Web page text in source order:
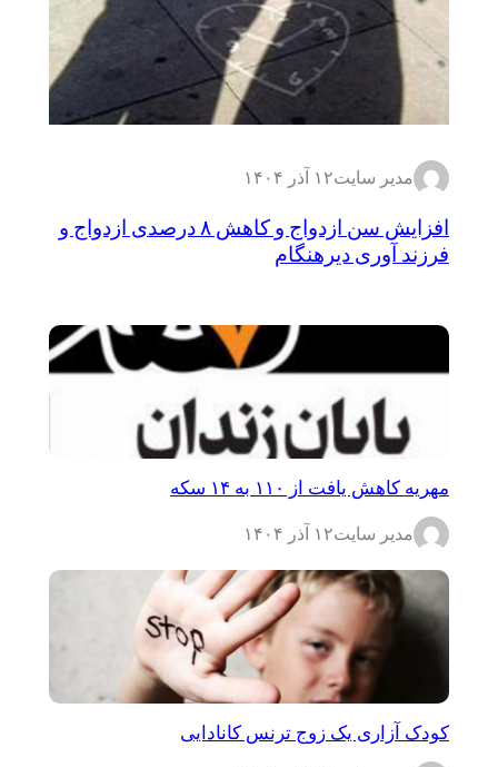
مدیر سایت۱۲ آذر ۱۴۰۴
افزایش سن ازدواج و کاهش ۸ درصدی ازدواج و
فرزند آوری دیرهنگام
مهریه کاهش یافت از ۱۱۰ به ۱۴ سکه
مدیر سایت۱۲ آذر ۱۴۰۴
کودک آزاری یک زوج ترنس کانادایی